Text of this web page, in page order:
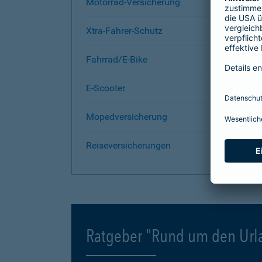
Xtra-Fahrer-Schutz
Fahrrad/E-Bike
E-Scooter
Mopedversicherung
Reiseversicherungen
Ratgeber "Rund um den